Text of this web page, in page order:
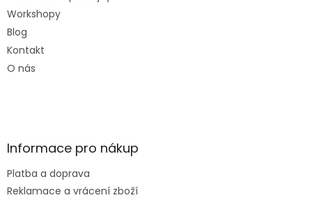
Workshopy
Blog
Kontakt
O nás
Informace pro nákup
Platba a doprava
Reklamace a vrácení zboží